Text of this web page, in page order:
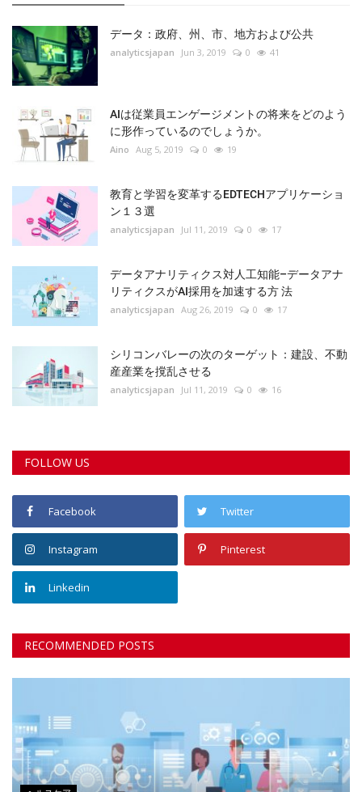
データ：政府、州、市、地方および公共
analyticsjapan Jun 3, 2019 0 41
AIは従業員エンゲージメントの将来をどのよう
に形作っているのでしょうか。
Aino Aug 5, 2019 0 19
教育と学習を変革するEDTECHアプリケーショ
ン１３選
analyticsjapan Jul 11, 2019 0 17
データアナリティクス対人工知能–データアナ
リティクスがAI採用を加速する方 法
analyticsjapan Aug 26, 2019 0 17
シリコンバレーの次のターゲット：建設、不動
産産業を撹乱させる
analyticsjapan Jul 11, 2019 0 16
FOLLOW US
Facebook Twitter
Instagram Pinterest
Linkedin
RECOMMENDED POSTS